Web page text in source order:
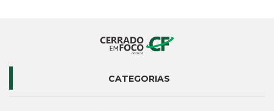
CATEGORIAS